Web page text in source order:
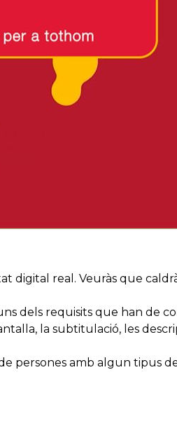
digital real. Veuràs que
dels requisits que han de
la subtitulació, les
persones amb algun tipus